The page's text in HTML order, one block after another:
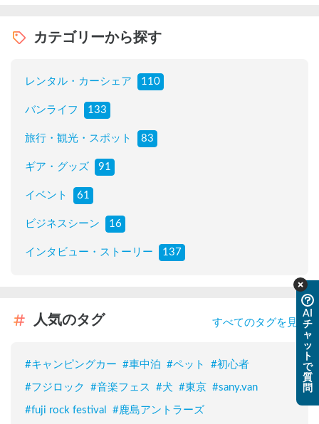
カテゴリーから探す
レンタル・カーシェア 110
バンライフ 133
旅行・観光・スポット 83
ギア・グッズ 91
イベント 61
ビジネスシーン 16
インタビュー・ストーリー 137
人気のタグ すべてのタグを見る
#キャンピングカー #車中泊 #ペット #初心者
#フジロック #音楽フェス #犬 #東京 #sany.van
#fuji rock festival #鹿島アントラーズ
AI
チ
ャ
ッ
ト
で
質
問